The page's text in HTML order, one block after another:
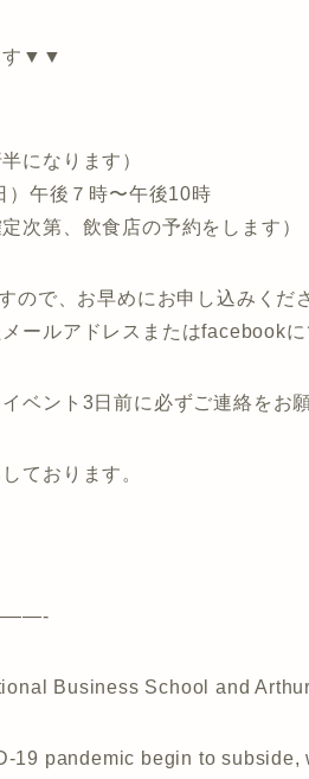
す▼▼
になります）
）午後７時〜午後10時
次第、飲食店の予約をします）
ので、お早めにお申し込みくだ
ールアドレスまたはfacebookに
ベント3日前に必ずご連絡をお
ております。
Business School and
19 pandemic begin to